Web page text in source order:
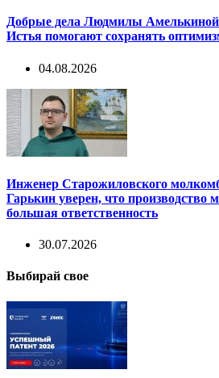
Добрые дела Людмилы Амелькиной
Истья помогают сохранять
04.08.2026
Инженер Старожиловского
Гарькин уверен, что производство
большая ответственность
30.07.2026
Выбирай свое